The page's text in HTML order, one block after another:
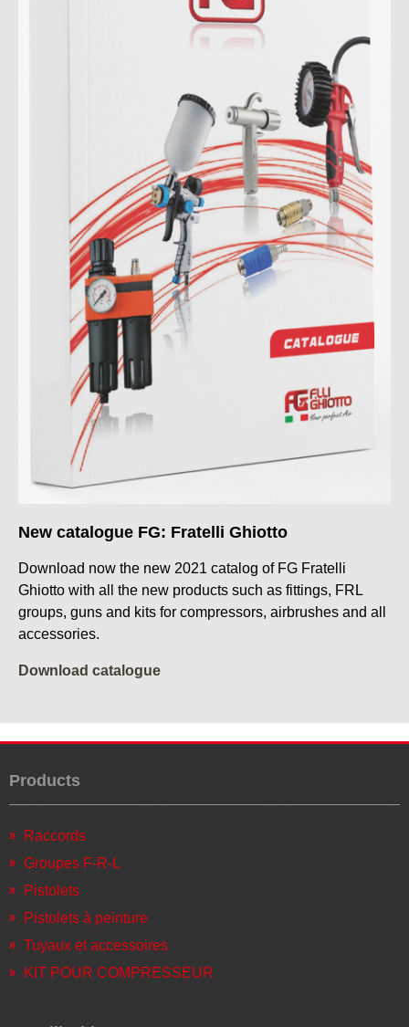
New catalogue FG: Fratelli Ghiotto
Download now the new 2021 catalog of FG Fratelli
Ghiotto with all the new products such as fittings, FRL
groups, guns and kits for compressors, airbrushes and all
accessories.
Download catalogue
Products
Raccords
Groupes F-R-L
Pistolets
Pistolets à peinture
Tuyaux et accessoires
KIT POUR COMPRESSEUR